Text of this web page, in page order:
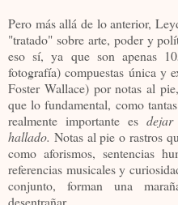
Pero más allá de lo anterior,
"tratado" sobre arte, poder y
eso sí, ya que son apenas
fotografía) compuestas única y
Foster Wallace) por notas al
que lo fundamental, como
realmente importante es
hallado. Notas al pie o rastros
como aforismos, sentencias
referencias musicales y
conjunto, forman una
desentrañar.